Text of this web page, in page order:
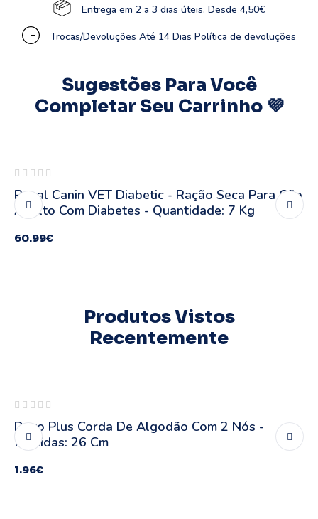
Entrega em 2 a 3 dias úteis. Desde 4,50€
Trocas/Devoluções Até 14 Dias Política de devoluções
Sugestões Para Você
Completar Seu Carrinho 💜
Royal Canin VET Diabetic - Ração Seca Para Cão
Adulto Com Diabetes - Quantidade: 7 Kg
60.99€
Produtos Vistos
Recentemente
Duvo Plus Corda De Algodão Com 2 Nós -
Medidas: 26 Cm
1.96€